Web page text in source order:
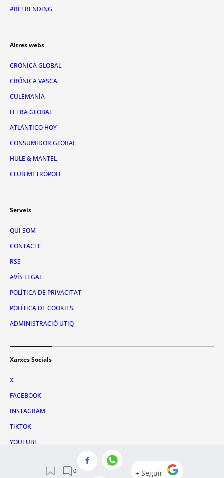
#BETRENDING
Altres webs
CRÓNICA GLOBAL
CRÓNICA VASCA
CULEMANÍA
LETRA GLOBAL
ATLÁNTICO HOY
CONSUMIDOR GLOBAL
HULE & MANTEL
CLUB METRÓPOLI
Serveis
QUI SOM
CONTACTE
RSS
AVÍS LEGAL
POLÍTICA DE PRIVACITAT
POLÍTICA DE COOKIES
ADMINISTRACIÓ UTIQ
Xarxes Socials
X
FACEBOOK
INSTAGRAM
TIKTOK
YOUTUBE